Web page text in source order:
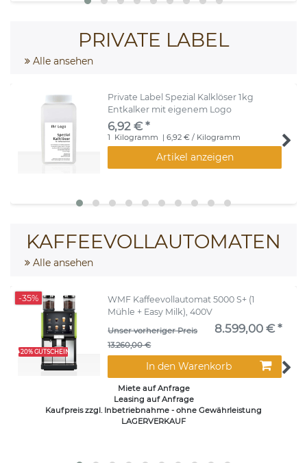
PRIVATE LABEL
Alle ansehen
Private Label Spezial Kalklöser 1kg
Entkalker mit eigenem Logo
6,92 € *
1 Kilogramm | 6,92 € / Kilogramm
Artikel anzeigen
KAFFEEVOLLAUTOMATEN
Alle ansehen
+20% GUTSCHEIN
-35%
WMF Kaffeevollautomat 5000 S+ (1
Mühle + Easy Milk), 400V
Unser vorheriger Preis
13.260,00 €
8.599,00 € *
In den Warenkorb
Miete auf Anfrage
Leasing auf Anfrage
Kaufpreis zzgl. Inbetriebnahme - ohne Gewährleistung
LAGERVERKAUF